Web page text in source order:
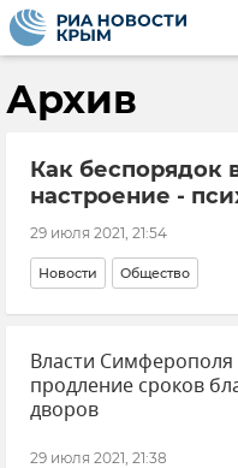
Архив
Как беспорядок
настроение -
29 июля 2021, 21:54
Новости Общество
Власти
продление сроков
дворов
29 июля 2021, 21:38